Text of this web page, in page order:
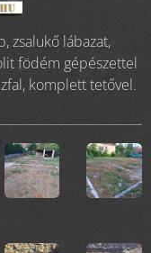
zsalukő lábazat,
födém gépészettel
komplett tetővel.